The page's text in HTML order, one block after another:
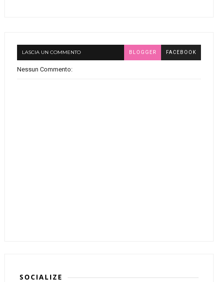
LASCIA UN COMMENTO BLOGGER FACEBOOK
Nessun Commento:
SOCIALIZE